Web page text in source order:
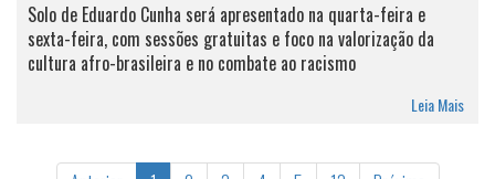
Solo de Eduardo Cunha será apresentado na quarta-feira e
sexta-feira, com sessões gratuitas e foco na valorização da
cultura afro-brasileira e no combate ao racismo
Leia Mais